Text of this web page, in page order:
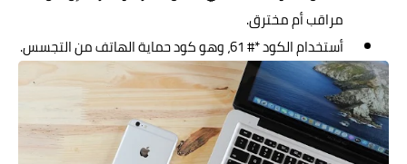
مراقب أم مخترق.
أستخدام الكود *# 61، وهو كود حماية الهاتف من التجسس.